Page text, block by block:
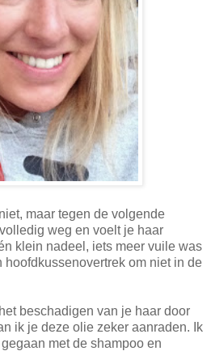
maar tegen de volgende
weg en voelt je haar
klein nadeel, iets meer vuile was
hoofdkussenovertrek om niet in de
beschadigen van je haar door
ik je deze olie zeker aanraden. Ik
met de shampoo en